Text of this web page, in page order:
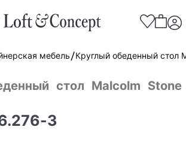
мебель Круглый обеденный стол
3